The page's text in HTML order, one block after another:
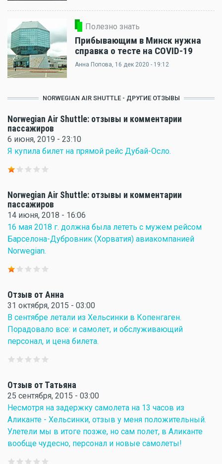
Полезно знать
Прибывающим в Минск нужна
справка о тесте на COVID-19
Анна Попова, 16 дек 2020 - 19:12
NORWEGIAN AIR SHUTTLE - ДРУГИЕ ОТЗЫВЫ
Norwegian Air Shuttle: отзывы и комментарии
пассажиров
6 июня, 2019 - 23:10
Я купила билет на прямой рейс Дубай-Осло.
Norwegian Air Shuttle: отзывы и комментарии
пассажиров
14 июня, 2018 - 16:06
16 мая 2018 г. должна была лететь с мужем рейсом
Барселона-Дубровник (Хорватия) авиакомпанией
Norwegian.
Отзыв от Анна
31 октября, 2015 - 03:00
В сентябре летали из Хельсинки в Копенгаген.
Порадовало все: и самолет, и обслуживающий
персонал, и цена билета.
Отзыв от Татьяна
25 сентября, 2015 - 03:00
Несмотря на задержку самолета на 13 часов из
Аликанте - Хельсинки, отзыв у меня положительный.
Улетели мы в итоге позже, но сам полет, в Аликанте
вообще чудесно, персонал и новые самолеты!